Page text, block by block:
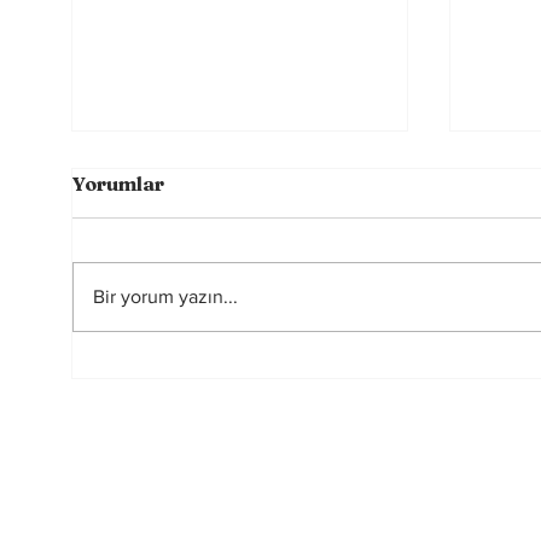
Yorumlar
Bir yorum yazın...